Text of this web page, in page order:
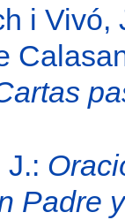
i Vivó,
J.:
Padre